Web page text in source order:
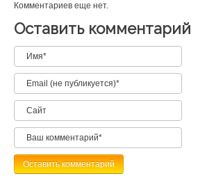
Комментариев еще нет.
Оставить комментарий